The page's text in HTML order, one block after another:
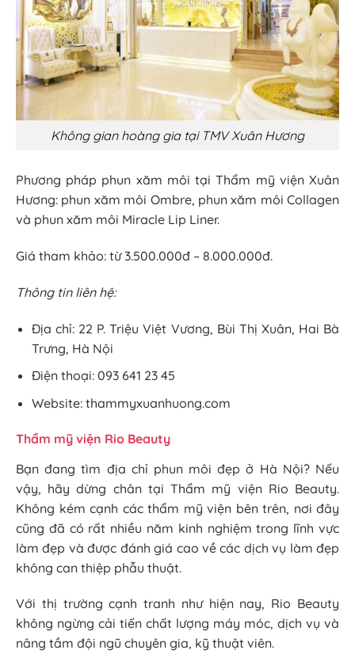
Không gian hoàng gia tại TMV Xuân Hương
Phương pháp phun xăm môi tại Thẩm mỹ viện Xuân
Hương: phun xăm môi Ombre, phun xăm môi Collagen
và phun xăm môi Miracle Lip Liner.
Giá tham khảo: từ 3.500.000đ – 8.000.000đ.
Thông tin liên hệ:
Địa chỉ: 22 P. Triệu Việt Vương, Bùi Thị Xuân, Hai Bà
Trưng, Hà Nội
Điện thoại: 093 641 23 45
Website: thammyxuanhuong.com
Thẩm mỹ viện Rio Beauty
Bạn đang tìm địa chỉ phun môi đẹp ở Hà Nội? Nếu
vậy, hãy dừng chân tại Thẩm mỹ viện Rio Beauty.
Không kém cạnh các thẩm mỹ viện bên trên, nơi đây
cũng đã có rất nhiều năm kinh nghiệm trong lĩnh vực
làm đẹp và được đánh giá cao về các dịch vụ làm đẹp
không can thiệp phẫu thuật.
Với thị trường cạnh tranh như hiện nay, Rio Beauty
không ngừng cải tiến chất lượng máy móc, dịch vụ và
nâng tầm đội ngũ chuyên gia, kỹ thuật viên.